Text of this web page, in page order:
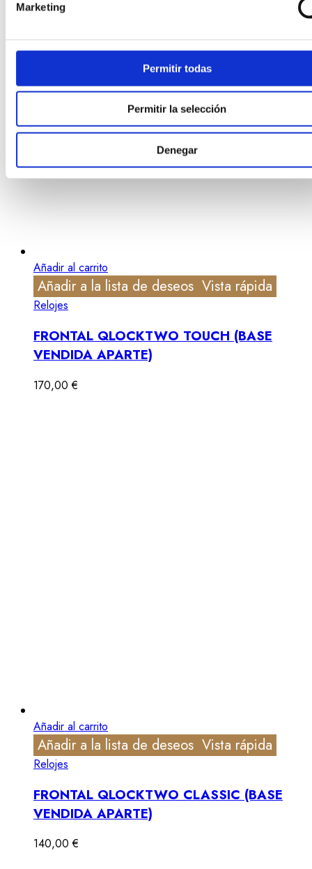
Marketing
Permitir todas
Permitir la selección
Denegar
Añadir al carrito
Añadir a la lista de deseos Vista rápida
Relojes
FRONTAL QLOCKTWO TOUCH (BASE
VENDIDA APARTE)
170,00€
Añadir al carrito
Añadir a la lista de deseos Vista rápida
Relojes
FRONTAL QLOCKTWO CLASSIC (BASE
VENDIDA APARTE)
140,00€